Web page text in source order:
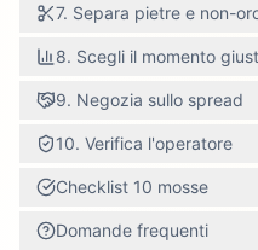
7. Separa pietre e non-
8. Scegli il momento
9. Negozia sullo spread
10. Verifica l'operatore
Checklist 10 mosse
Domande frequenti